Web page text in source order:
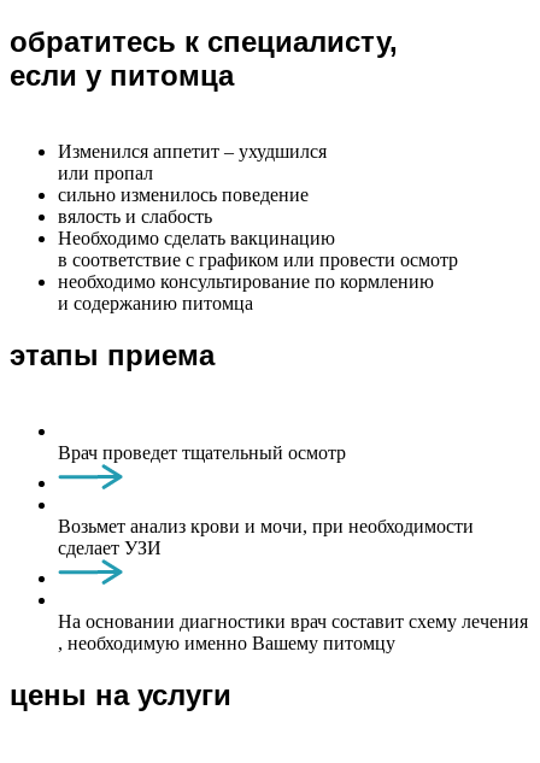
обратитесь к специалисту,
если у питомца
Изменился аппетит – ухудшился
или пропал
сильно изменилось поведение
вялость и слабость
Необходимо сделать вакцинацию
в соответствие с графиком или провести осмотр
необходимо консультирование по кормлению
и содержанию питомца
этапы приема
Врач проведет тщательный осмотр
Возьмет анализ крови и мочи, при необходимости
сделает УЗИ
На основании диагностики врач составит схему лечения
, необходимую именно Вашему питомцу
цены на услуги